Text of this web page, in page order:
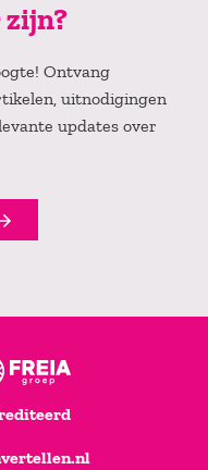
zijn?
Ontvang
uitnodigingen
updates over